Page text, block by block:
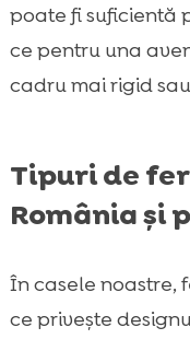
poate fi suficientă
ce pentru una
cadru mai rigid
Tipuri de
România și
În casele noastre,
ce privește